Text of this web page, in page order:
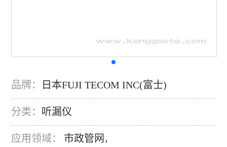
品牌： 日本FUJI TECOM INC(富士)
分类： 听漏仪
应用领域： 市政管网 ，